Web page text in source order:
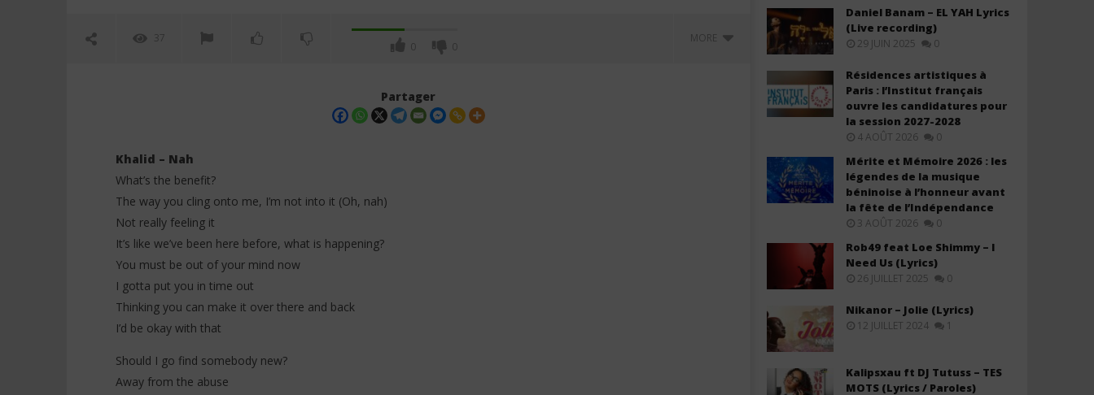
37
0 0
MORE
NOW VIEWING
Khalid – Nah (Lyrics)
2025
Stone
Davido ft. Leon Thomas - Tell
2025
Davido ft. Chris Brown – Titanium
(Lyrics & Traduction)
octobre
Stone
Davido ft. YG Marley –
12
2025
Stone
Partager
Khalid – Nah
What’s the benefit?
The way you cling onto me, I’m not into it (Oh, nah)
Not really feeling it
It’s like we’ve been here before, what is happening?
You must be out of your mind now
I gotta put you in time out
Thinking you can make it over there and back
I’d be okay with that
Should I go find somebody new?
Away from the abuse
Daniel Banam – EL YAH Lyrics
(Live recording)
29 JUIN 2025 0
Résidences artistiques à
Paris : l’Institut français
ouvre les candidatures pour
la session 2027-2028
4 AOÛT 2026 0
Mérite et Mémoire 2026 : les
légendes de la musique
béninoise à l’honneur avant
la fête de l’Indépendance
3 AOÛT 2026 0
Rob49 feat Loe Shimmy – I
Need Us (Lyrics)
26 JUILLET 2025 0
Nikanor – Jolie (Lyrics)
12 JUILLET 2024 1
Kalipsxau ft DJ Tutuss – TES
MOTS (Lyrics / Paroles)